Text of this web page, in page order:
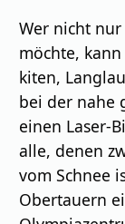
Wer nicht
möchte,
kiten,
bei der nahe
einen Laser-
alle, denen
vom Schnee
Obertauern